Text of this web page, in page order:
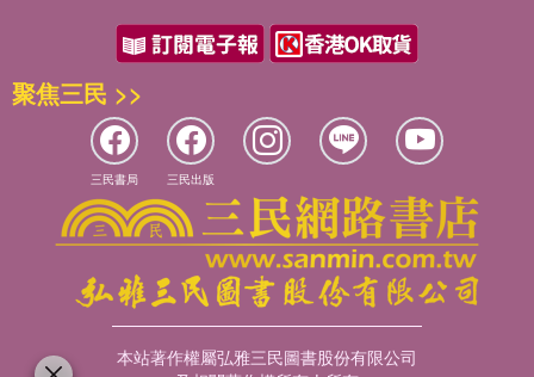
聚焦三民 >>
三民書局 三民出版
本站著作權屬弘雅三民圖書股份有限公司